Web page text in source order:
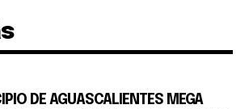
DE AGUASCALIENTES MEGA